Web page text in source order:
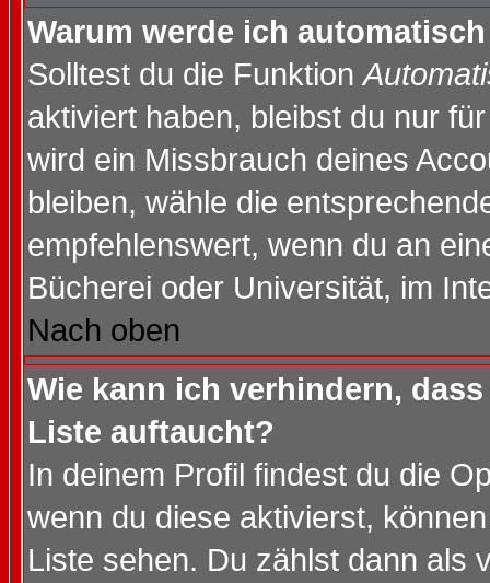
Warum werde ich
Solltest du die Funktion
aktiviert haben, bleibst du nur
wird ein Missbrauch deines
bleiben, wähle die
empfehlenswert, wenn du an
Bücherei oder Universität, im
Nach oben
Wie kann ich verhindern,
Liste auftaucht?
In deinem Profil findest du die
wenn du diese aktivierst,
Liste sehen. Du zählst dann als